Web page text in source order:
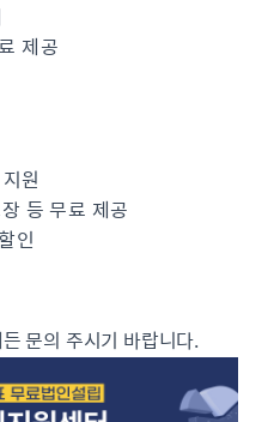
제공
원
등 무료 제공
인
문의 주시기 바랍니다.